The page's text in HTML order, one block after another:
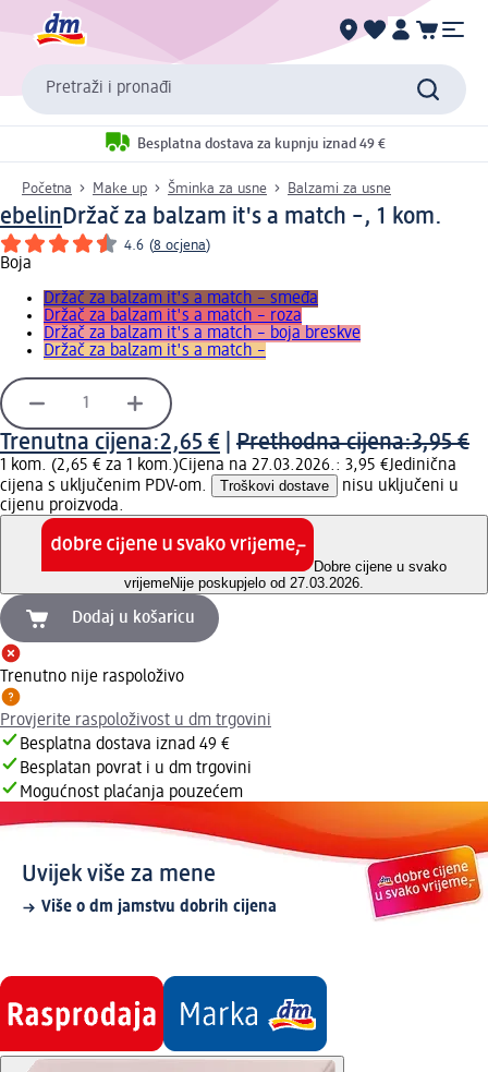
Pretraži i pronađi
Besplatna dostava za kupnju iznad 49 €
Početna Make up Šminka za usne Balzami za usne
ebelinDržač za balzam it's a match –, 1 kom.
4.6 (8 ocjena)
Boja
Držač za balzam it's a match – smeđa
Držač za balzam it's a match – roza
Držač za balzam it's a match – boja breskve
Držač za balzam it's a match –
Trenutna cijena:2,65 € Prethodna cijena:3,95 €
1 kom. (2,65 € za 1 kom.)Cijena na 27.03.2026.: 3,95 €Jedinična
cijena s uključenim PDV-om.
Troškovi dostave
nisu uključeni u
cijenu proizvoda.
Dobre cijene u svako
vrijemeNije poskupjelo od 27.03.2026.
Dodaj u košaricu
Trenutno nije raspoloživo
Provjerite raspoloživost u dm trgovini
Besplatna dostava iznad 49 €
Besplatan povrat i u dm trgovini
Mogućnost plaćanja pouzećem
Uvijek više za mene
Više o dm jamstvu dobrih cijena